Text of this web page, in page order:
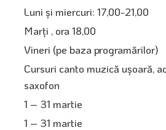
Luni şi miercuri: 17,00-21,00
Marţi , ora 18,00
Vineri (pe baza programărilor)
Cursuri canto muzică uşoară,
saxofon
1 – 31 martie
1 – 31 martie